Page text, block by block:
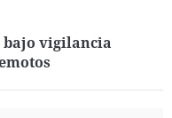
bajo vigilancia